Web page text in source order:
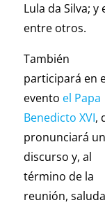
Lula da Silva;
entre otros.
También
participará en
evento el Papa
Benedicto XVI,
pronunciará un
discurso y, al
término de la
reunión,